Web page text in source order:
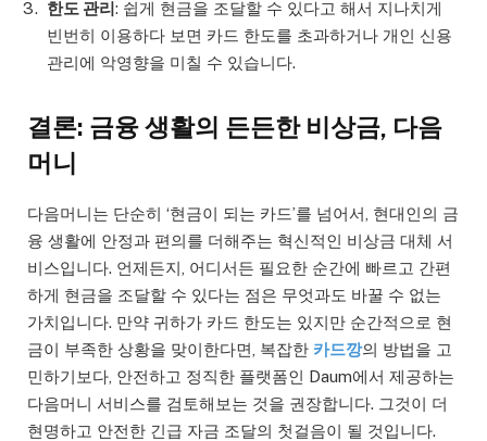
한도 관리: 쉽게 현금을 조달할 수 있다고 해서 지나치게
빈번히 이용하다 보면 카드 한도를 초과하거나 개인 신용
관리에 악영향을 미칠 수 있습니다.
결론: 금융 생활의 든든한 비상금, 다음
머니
다음머니는 단순히 ‘현금이 되는 카드’를 넘어서, 현대인의 금
융 생활에 안정과 편의를 더해주는 혁신적인 비상금 대체 서
비스입니다. 언제든지, 어디서든 필요한 순간에 빠르고 간편
하게 현금을 조달할 수 있다는 점은 무엇과도 바꿀 수 없는
가치입니다. 만약 귀하가 카드 한도는 있지만 순간적으로 현
금이 부족한 상황을 맞이한다면, 복잡한 카드깡의 방법을 고
민하기보다, 안전하고 정직한 플랫폼인 Daum에서 제공하는
다음머니 서비스를 검토해보는 것을 권장합니다. 그것이 더
현명하고 안전한 긴급 자금 조달의 첫걸음이 될 것입니다.